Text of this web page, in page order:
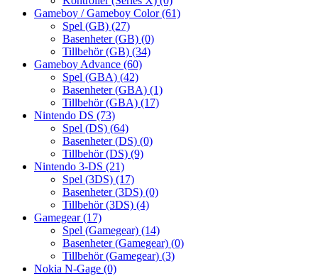
Gameboy / Gameboy Color(61)
Spel (GB) (27)
Basenheter (GB) (0)
Tillbehör (GB) (34)
Gameboy Advance (60)
Spel (GBA) (42)
Basenheter (GBA) (1)
Tillbehör (GBA) (17)
Nintendo DS (73)
Spel (DS) (64)
Basenheter (DS) (0)
Tillbehör (DS) (9)
Nintendo 3-DS (21)
Spel (3DS) (17)
Basenheter (3DS) (0)
Tillbehör (3DS) (4)
Gamegear(17)
Spel (Gamegear) (14)
Basenheter (Gamegear) (0)
Tillbehör (Gamegear) (3)
Nokia N-Gage (0)